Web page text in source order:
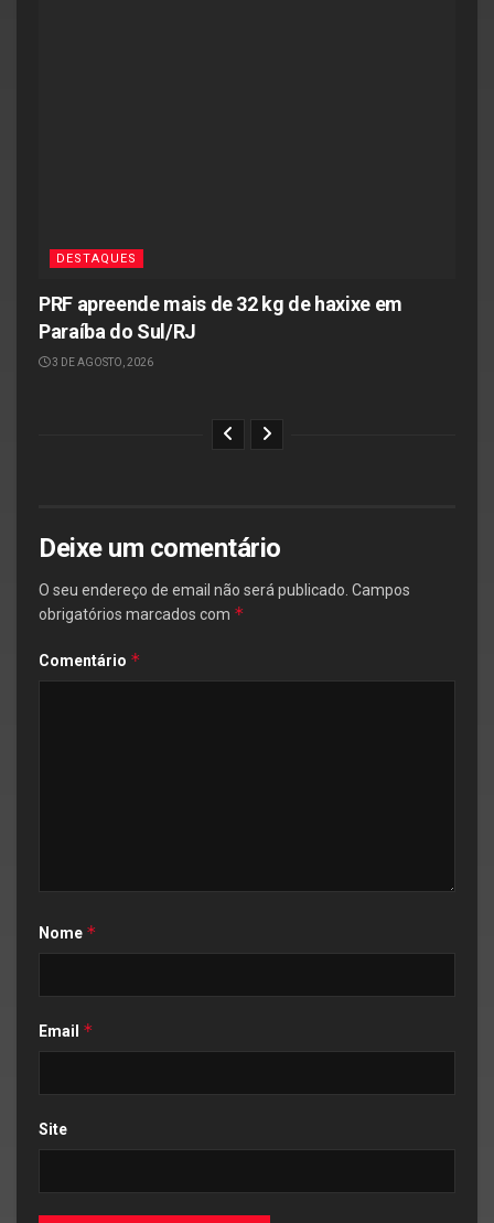
DESTAQUES
PRF apreende mais de 32 kg de haxixe em
Paraíba do Sul/RJ
3 DE AGOSTO, 2026
Deixe um comentário
O seu endereço de email não será publicado. Campos
obrigatórios marcados com *
Comentário *
Nome *
Email *
Site